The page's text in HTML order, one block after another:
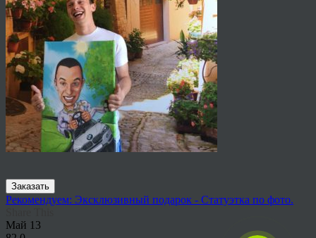
Заказать
Рекомендуем: Эксклюзивный подарок - Статуэтка по фото.
Май 13